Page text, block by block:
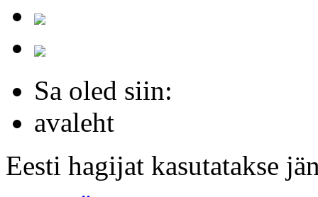
Sa oled siin:
avaleht
Eesti hagijat kasutatakse